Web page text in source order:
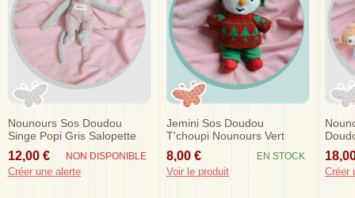
Nounours Sos Doudou
Singe Popi Gris Salopette
15 Cm
12,00 € NON DISPONIBLE
Créer une alerte
Jemini Sos Doudou
T'choupi Nounours Vert
Rouge Noel Sapin
8,00 € EN STOCK
Voir le produit
Vert
Créer